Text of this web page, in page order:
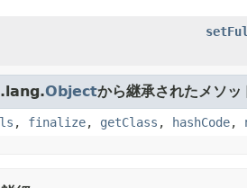
Objectから継承されたメソッ
, finalize, getClass , hashCode,